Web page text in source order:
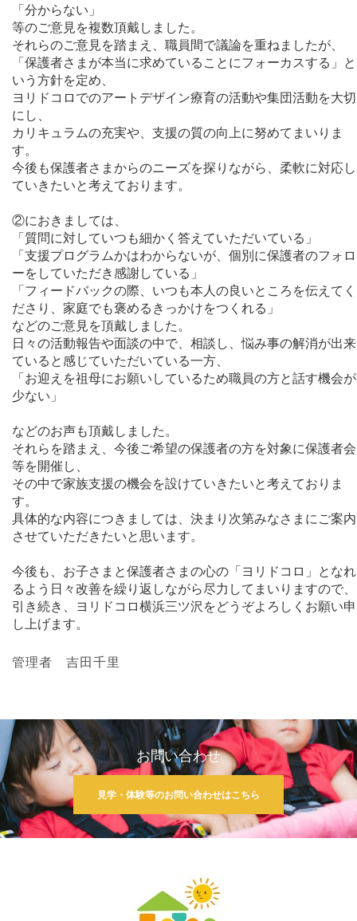
「分からない」
等のご意見を複数頂戴しました。
それらのご意見を踏まえ、職員間で議論を重ねましたが、
「保護者さまが本当に求めていることにフォーカスする」と
いう方針を定め、
ヨリドコロでのアートデザイン療育の活動や集団活動を大切
にし、
カリキュラムの充実や、支援の質の向上に努めてまいりま
す。
今後も保護者さまからのニーズを探りながら、柔軟に対応し
ていきたいと考えております。
②におきましては、
「質問に対していつも細かく答えていただいている」
「支援プログラムかはわからないが、個別に保護者のフォロ
ーをしていただき感謝している」
「フィードバックの際、いつも本人の良いところを伝えてく
ださり、家庭でも褒めるきっかけをつくれる」
などのご意見を頂戴しました。
日々の活動報告や面談の中で、相談し、悩み事の解消が出来
ていると感じていただいている一方、
「お迎えを祖母にお願いしているため職員の方と話す機会が
少ない」
などのお声も頂戴しました。
それらを踏まえ、今後ご希望の保護者の方を対象に保護者会
等を開催し、
その中で家族支援の機会を設けていきたいと考えておりま
す。
具体的な内容につきましては、決まり次第みなさまにご案内
させていただきたいと思います。
今後も、お子さまと保護者さまの心の「ヨリドコロ」となれ
るよう日々改善を繰り返しながら尽力してまいりますので、
引き続き、ヨリドコロ横浜三ツ沢をどうぞよろしくお願い申
し上げます。
管理者 吉田千里
お問い合わせ
見学・体験等のお問い合わせはこちら